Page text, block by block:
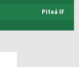
Piteå IF